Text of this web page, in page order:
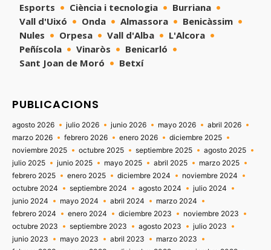
Esports
Ciència i tecnologia
Burriana
Vall d'Uixó
Onda Almassora
Benicàssim
Nules
Orpesa Vall d'Alba
L'Alcora
Peñíscola
Vinaròs
Benicarló
Sant Joan de Moró
Betxí
PUBLICACIONS
agosto 2026 julio 2026 junio 2026 mayo 2026
abril 2026
marzo 2026
febrero 2026 enero 2026
diciembre 2025
noviembre 2025
octubre 2025 septiembre 2025
agosto 2025
julio 2025
junio 2025 mayo 2025 abril 2025
marzo 2025
febrero 2025
enero 2025 diciembre 2024
noviembre 2024
octubre 2024
septiembre 2024 agosto 2024
julio 2024
junio 2024
mayo 2024 abril 2024
marzo 2024
febrero 2024
enero 2024 diciembre 2023
noviembre 2023
octubre 2023
septiembre 2023 agosto 2023
julio 2023
junio 2023
mayo 2023 abril 2023
marzo 2023